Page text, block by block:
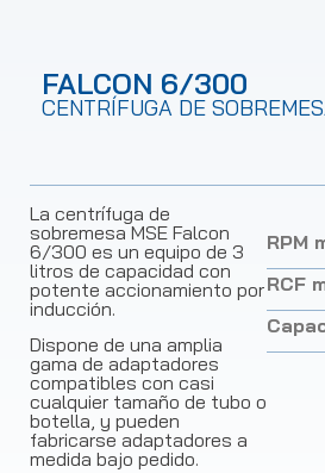
FALCON 6/300
CENTRÍFUGA DE
La centrífuga de
sobremesa MSE Falcon
6/300 es un equipo de 3
litros de capacidad con
potente accionamiento por
inducción.
Dispone de una amplia
gama de adaptadores
compatibles con casi
cualquier tamaño de tubo o
botella, y pueden
fabricarse adaptadores a
medida bajo pedido.
RPM
RCF